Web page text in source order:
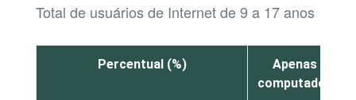
Total de usuários de Internet de 9 a 17 anos
Percentual (%)
Apenas
computador